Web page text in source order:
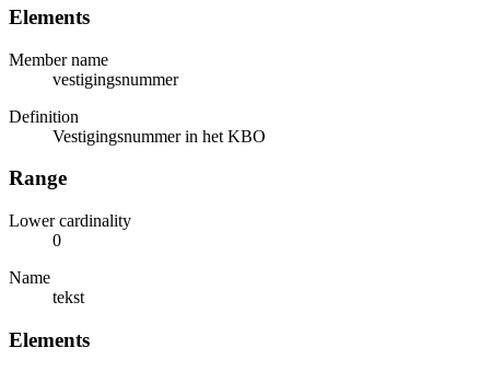
Elements
Member name
vestigingsnummer
Definition
Vestigingsnummer in het KBO
Range
Lower cardinality
0
Name
tekst
Elements